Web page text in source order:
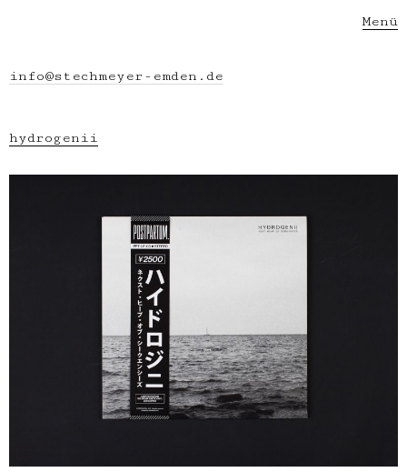
Menü
info@stechmeyer-emden.de
hydrogenii